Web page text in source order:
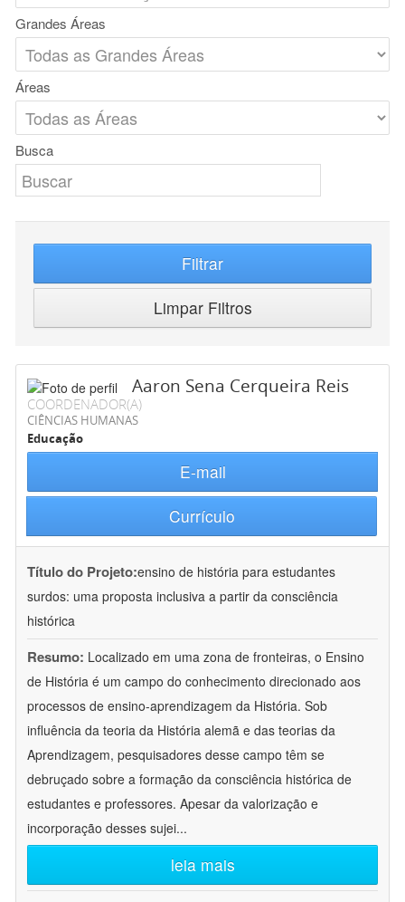
Grandes Áreas
Áreas
Busca
Filtrar
Limpar Filtros
Aaron Sena Cerqueira Reis
COORDENADOR(A)
CIÊNCIAS HUMANAS
Educação
E-mail
Currículo
Título do Projeto:ensino de história para estudantes
surdos: uma proposta inclusiva a partir da consciência
histórica
Resumo: Localizado em uma zona de fronteiras, o Ensino
de História é um campo do conhecimento direcionado aos
processos de ensino-aprendizagem da História. Sob
influência da teoria da História alemã e das teorias da
Aprendizagem, pesquisadores desse campo têm se
debruçado sobre a formação da consciência histórica de
estudantes e professores. Apesar da valorização e
incorporação desses sujei...
leia mais